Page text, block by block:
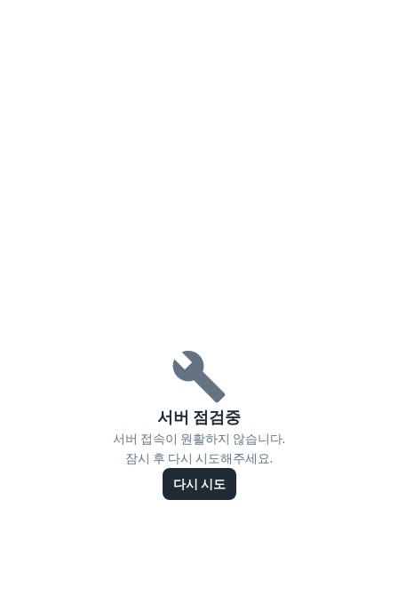
서버 점검중
서버 접속이 원활하지 않습니다.
잠시 후 다시 시도해주세요.
다시 시도